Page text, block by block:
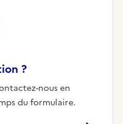
?
nous en
du formulaire.